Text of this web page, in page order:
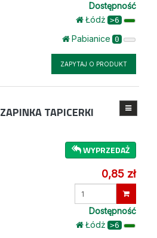
Dostępność
Łódż >6
Pabianice 0
ZAPYTAJ O PRODUKT
ZAPINKA TAPICERKI
WYPRZEDAŻ
0,85 zł
Dostępność
Łódż >6